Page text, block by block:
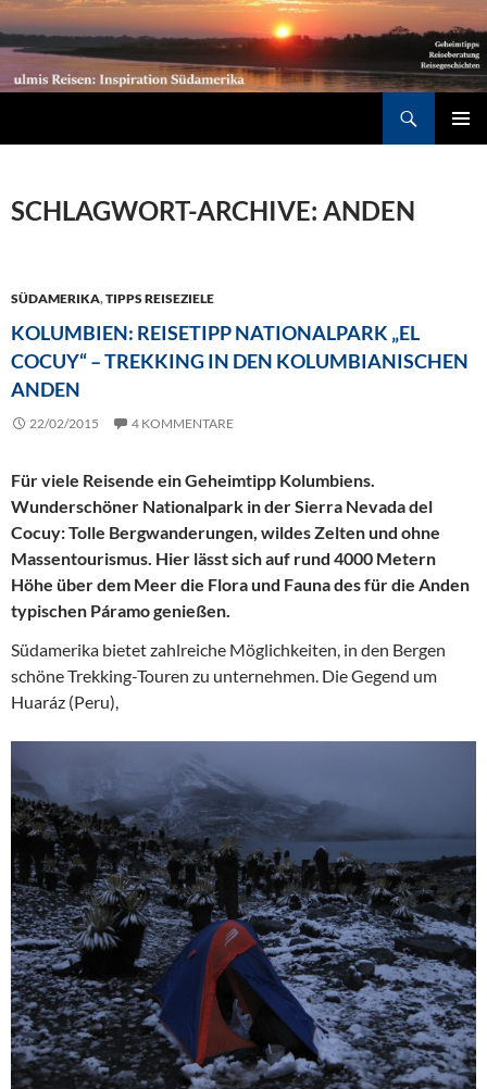
SCHLAGWORT-ARCHIVE: ANDEN
SÜDAMERIKA,TIPPS REISEZIELE
KOLUMBIEN: REISETIPP NATIONALPARK „EL
COCUY“ – TREKKING IN DEN KOLUMBIANISCHEN
ANDEN
22/02/2015 4 KOMMENTARE
Für viele Reisende ein Geheimtipp Kolumbiens.
Wunderschöner Nationalpark in der Sierra Nevada del
Cocuy: Tolle Bergwanderungen, wildes Zelten und ohne
Massentourismus. Hier lässt sich auf rund 4000 Metern
Höhe über dem Meer die Flora und Fauna des für die Anden
typischen Páramo genießen.
Südamerika bietet zahlreiche Möglichkeiten, in den Bergen
schöne Trekking-Touren zu unternehmen. Die Gegend um
Huaráz (Peru),